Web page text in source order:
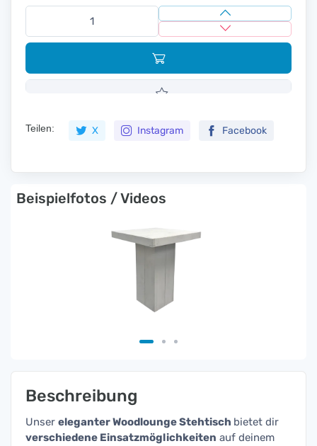
Teilen: X Instagram Facebook
Beispielfotos / Videos
Beschreibung
Unser eleganter Woodlounge Stehtisch bietet dir
verschiedene Einsatzmöglichkeiten auf deinem